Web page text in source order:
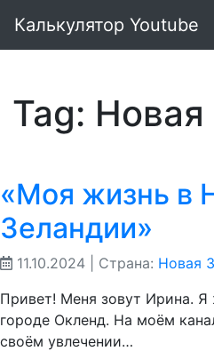
Калькулятор Youtube
Tag:
«Моя жизнь в
Зеландии»
11.10.2024 | Страна: Новая
Привет! Меня зовут Ирина.
городе Окленд. На моём
своём увлечении…